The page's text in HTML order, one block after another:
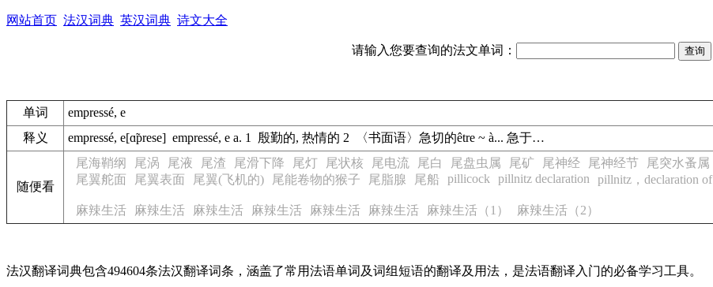
网站首页 法汉词典 英汉词典 诗文大全
请输入您要查询的法文单词：
单词
empressé, e
释义
empressé, e[ɑ̃prese] empressé, e a. 1 殷勤的, 热情的 2 〈书面语〉急切的être ~ à... 急于…
随便看
尾海鞘纲 尾涡 尾液 尾渣 尾滑下降 尾灯 尾状核 尾电流 尾白 尾盘虫属 尾矿 尾神经 尾神经节 尾突水蚤属
尾翼舵面
尾翼表面 尾翼(飞机的) 尾能卷物的猴子 尾脂腺 尾船 pillicock pillnitz declaration pillnitz，declaration of
麻辣生活
麻辣生活 麻辣生活 麻辣生活 麻辣生活 麻辣生活 麻辣生活（1） 麻辣生活（2）
法汉翻译词典包含494604条法汉翻译词条，涵盖了常用法语单词及词组短语的翻译及用法，是法语翻译入门的必备学习工具。